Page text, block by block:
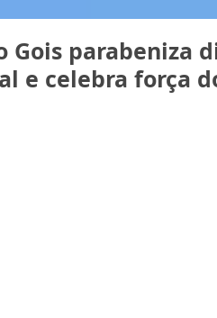
Gois parabeniza
e celebra força